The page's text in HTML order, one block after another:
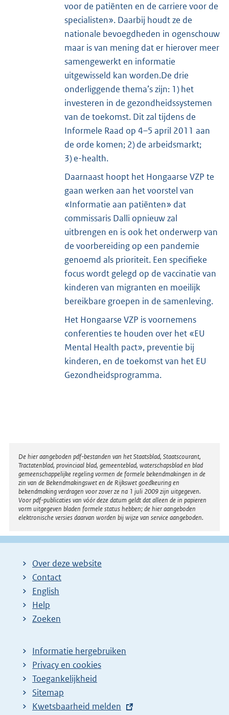
voor de patiënten en de carriere voor de
specialisten». Daarbij houdt ze de
nationale bevoegdheden in ogenschouw
maar is van mening dat er hierover meer
samengewerkt en informatie
uitgewisseld kan worden.De drie
onderliggende thema’s zijn: 1) het
investeren in de gezondheidssystemen
van de toekomst. Dit zal tijdens de
Informele Raad op 4–5 april 2011 aan
de orde komen; 2) de arbeidsmarkt;
3) e-health.
Daarnaast hoopt het Hongaarse VZP te
gaan werken aan het voorstel van
«Informatie aan patiënten» dat
commissaris Dalli opnieuw zal
uitbrengen en is ook het onderwerp van
de voorbereiding op een pandemie
genoemd als prioriteit. Een specifieke
focus wordt gelegd op de vaccinatie van
kinderen van migranten en moeilijk
bereikbare groepen in de samenleving.
Het Hongaarse VZP is voornemens
conferenties te houden over het «EU
Mental Health pact», preventie bij
kinderen, en de toekomst van het EU
Gezondheidsprogramma.
Disclaimer
De hier aangeboden pdf-bestanden van het Staatsblad, Staatscourant,
Tractatenblad, provinciaal blad, gemeenteblad, waterschapsblad en blad
gemeenschappelijke regeling vormen de formele bekendmakingen in de
zin van de Bekendmakingswet en de Rijkswet goedkeuring en
bekendmaking verdragen voor zover ze na 1 juli 2009 zijn uitgegeven.
Voor pdf-publicaties van vóór deze datum geldt dat alleen de in papieren
vorm uitgegeven bladen formele status hebben; de hier aangeboden
elektronische versies daarvan worden bij wijze van service aangeboden.
Over deze website
Contact
English
Help
Zoeken
Informatie hergebruiken
Privacy en cookies
Toegankelijkheid
Sitemap
E
Kwetsbaarheid melden